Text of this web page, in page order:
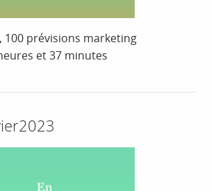
100 prévisions marketing
et 37 minutes